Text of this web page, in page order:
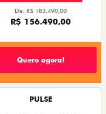
De: R$ 183.490,00
R$ 156.490,00
Quero agora!
PULSE